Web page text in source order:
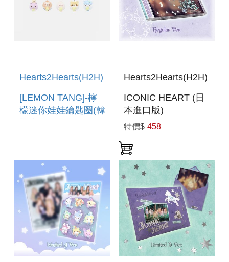
Hearts2Hearts(H2H)
[LEMON TANG]-檸
檬迷你娃娃鑰匙圈(韓
Hearts2Hearts(H2H)
ICONIC HEART (日
本進口版)
特價$ 458